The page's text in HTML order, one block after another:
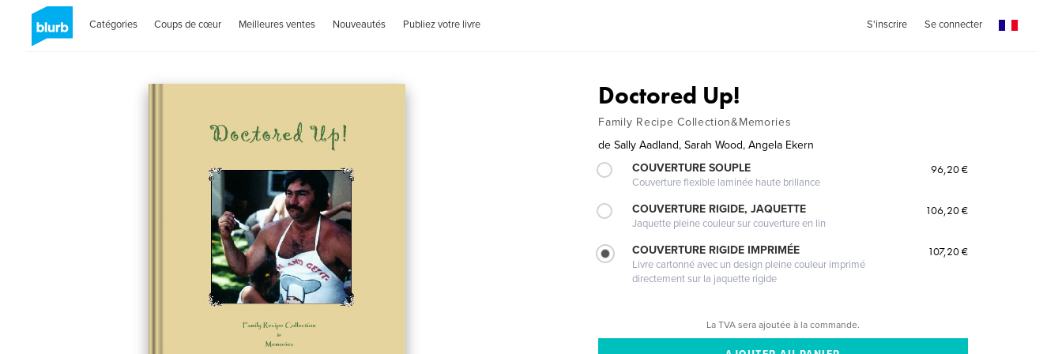
Catégories Coups de cœur Meilleures ventes Nouveautés Publiez votre livre S'inscrire Se connecter
Doctored Up!
Family Recipe Collection&Memories
de Sally Aadland, Sarah Wood, Angela Ekern
COUVERTURE SOUPLE
Couverture flexible laminée haute brillance
96,20 €
COUVERTURE RIGIDE, JAQUETTE
Jaquette pleine couleur sur couverture en lin
106,20 €
COUVERTURE RIGIDE IMPRIMÉE
Livre cartonné avec un design pleine couleur imprimé
directement sur la jaquette rigide
107,20 €
La TVA sera ajoutée à la commande.